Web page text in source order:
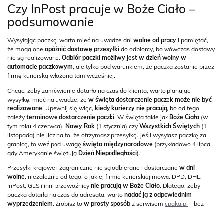
Czy InPost pracuje w Boże Ciało –
podsumowanie
Wysyłając paczkę, warto mieć na uwadze dni wolne od pracy i pamiętać,
że mogą one opóźnić dostawę przesyłki do odbiorcy, bo wówczas dostawy
nie są realizowane. Odbiór paczki możliwy jest w dzień wolny w
automacie paczkowym, ale tylko pod warunkiem, że paczka zostanie przez
firmę kurierską włożona tam wcześniej.
Chcąc, żeby zamówienie dotarło na czas do klienta, warto planując
wysyłkę, mieć na uwadze, że w święta dostarczenie paczek może nie być
realizowane. Upewnij się więc, kiedy kurierzy nie pracują, bo od tego
zależy terminowe dostarczenie paczki. W święta takie jak Boże Ciało (w
tym roku 4 czerwca), Nowy Rok (1 stycznia) czy Wszystkich Świętych (1
listopada) nie licz na to, że otrzymasz przesyłkę. Jeśli wysyłasz paczkę za
granicę, to weź pod uwagę święta międzynarodowe (przykładowo 4 lipca
gdy Amerykanie świętują Dzień Niepodległości).
Przesyłki krajowe i zagraniczne nie są odbierane i dostarczane w dni
wolne, niezależnie od tego, o jakiej firmie kurierskiej mowa. DPD, DHL,
InPost, GLS i inni przewoźnicy nie pracują w Boże Ciało. Dlatego, żeby
paczka dotarła na czas do adresata, warto nadać ją z odpowiednim
wyprzedzeniem. Zrobisz to w prosty sposób z serwisem epaka.pl – bez